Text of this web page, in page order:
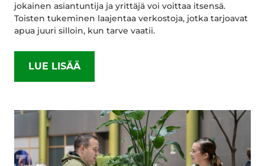
jokainen asiantuntija ja yrittäjä voi voittaa itsensä.
Toisten tukeminen laajentaa verkostoja, jotka tarjoavat
apua juuri silloin, kun tarve vaatii.
LUE LISÄÄ